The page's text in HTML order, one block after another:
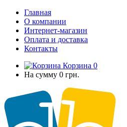
Главная
О компании
Интернет-магазин
Оплата и доставка
Контакты
Корзина 0
На сумму 0 грн.